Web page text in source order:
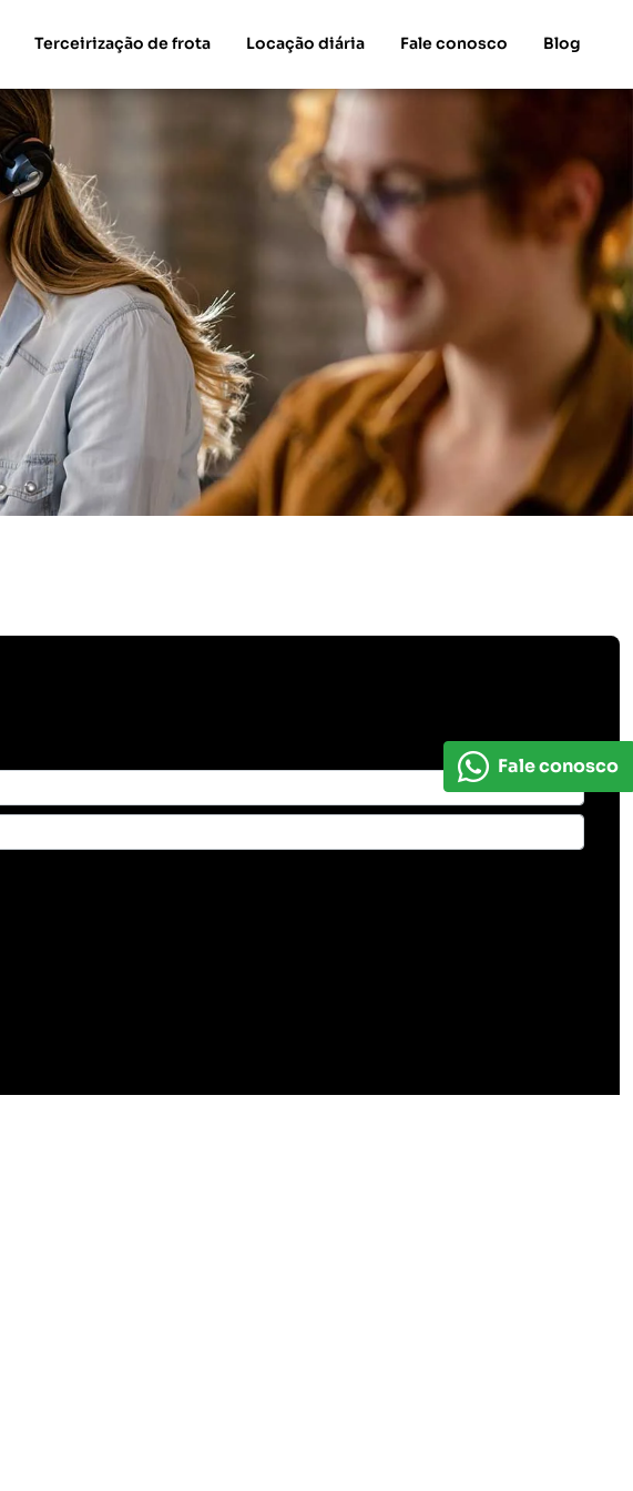
Terceirização de frota Locação diária Fale conosco Blog
Fale conosco